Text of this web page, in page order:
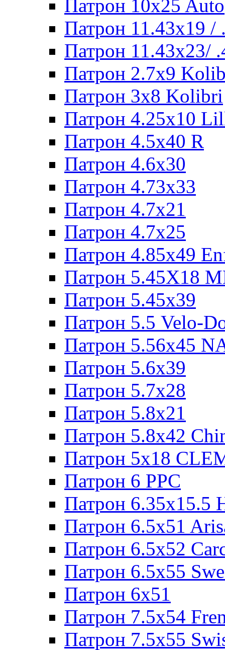
Патрон 10x25 Auto
Патрон 11.43x19 /
Патрон 11.43x23/
Патрон 2.7x9
Патрон 3x8 Kolibri
Патрон 4.25x10
Патрон 4.5x40 R
Патрон 4.6x30
Патрон 4.73x33
Патрон 4.7x21
Патрон 4.7x25
Патрон 4.85x49
Патрон 5.45X18
Патрон 5.45х39
Патрон 5.5 Velo-
Патрон 5.56х45
Патрон 5.6х39
Патрон 5.7x28
Патрон 5.8x21
Патрон 5.8x42
Патрон 5x18
Патрон 6 PPC
Патрон 6.35x15.5
Патрон 6.5x51
Патрон 6.5x52
Патрон 6.5x55
Патрон 6x51
Патрон 7.5x54
Патрон 7.5x55